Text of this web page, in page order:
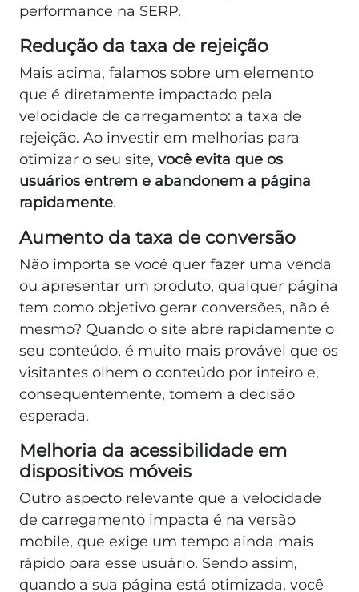
performance na SERP.
Redução da taxa de rejeição
Mais acima, falamos sobre um elemento
que é diretamente impactado pela
velocidade de carregamento: a taxa de
rejeição. Ao investir em melhorias para
otimizar o seu site, você evita que os
usuários entrem e abandonem a página
rapidamente.
Aumento da taxa de conversão
Não importa se você quer fazer uma venda
ou apresentar um produto, qualquer página
tem como objetivo gerar conversões, não é
mesmo? Quando o site abre rapidamente o
seu conteúdo, é muito mais provável que os
visitantes olhem o conteúdo por inteiro e,
consequentemente, tomem a decisão
esperada.
Melhoria da acessibilidade em
dispositivos móveis
Outro aspecto relevante que a velocidade
de carregamento impacta é na versão
mobile, que exige um tempo ainda mais
rápido para esse usuário. Sendo assim,
quando a sua página está otimizada, você